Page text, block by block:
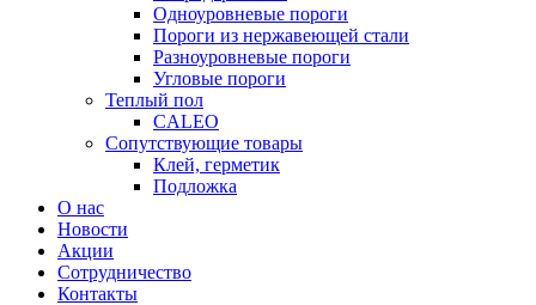
Одноуровневые пороги
Пороги из нержавеющей стали
Разноуровневые пороги
Угловые пороги
Теплый пол
CALEO
Сопутствующие товары
Клей, герметик
Подложка
О нас
Новости
Акции
Сотрудничество
Контакты